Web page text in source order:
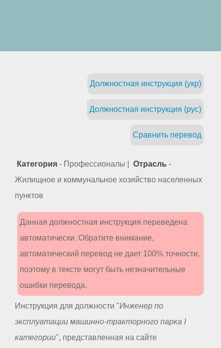
Должностная инструкция (укр)
Должностная инструкция (рус)
Сравнить перевод
Категория - Профессионалы | Отрасль -
Жилищное и коммунальное хозяйство населенных
пунктов
Данная должностная инструкция переведена
автоматически. Обратите внимание,
автоматический перевод не дает 100% точности,
поэтому в тексте могут быть незначительные
ошибки перевода.
Инструкция для должности "Инженер по
эксплуатации машинно-тракторного парка I
категории", представленная на сайте